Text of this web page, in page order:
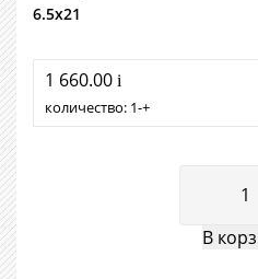
6.5х21
1 660.00 i
количество: 1 +